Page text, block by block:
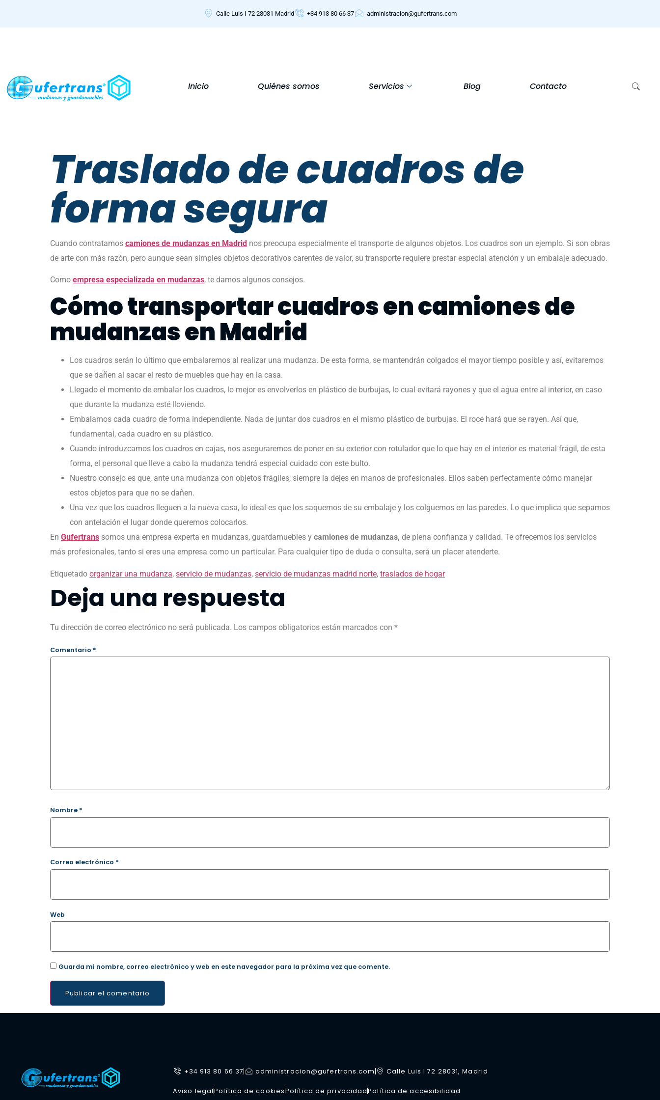
Calle Luis I 72 28031 Madrid +34 913 80 66 37 administracion@gufertrans.com
Inicio Quiénes somos Servicios Blog Contacto
Traslado de cuadros de
forma segura
Cuando contratamos camiones de mudanzas en Madrid nos preocupa especialmente el transporte de algunos objetos. Los cuadros son un ejemplo. Si son obras
de arte con más razón, pero aunque sean simples objetos decorativos carentes de valor, su transporte requiere prestar especial atención y un embalaje adecuado.
Como empresa especializada en mudanzas, te damos algunos consejos.
Cómo transportar cuadros en camiones de
mudanzas en Madrid
Los cuadros serán lo último que embalaremos al realizar una mudanza. De esta forma, se mantendrán colgados el mayor tiempo posible y así, evitaremos
que se dañen al sacar el resto de muebles que hay en la casa.
Llegado el momento de embalar los cuadros, lo mejor es envolverlos en plástico de burbujas, lo cual evitará rayones y que el agua entre al interior, en caso
que durante la mudanza esté lloviendo.
Embalamos cada cuadro de forma independiente. Nada de juntar dos cuadros en el mismo plástico de burbujas. El roce hará que se rayen. Así que,
fundamental, cada cuadro en su plástico.
Cuando introduzcamos los cuadros en cajas, nos aseguraremos de poner en su exterior con rotulador que lo que hay en el interior es material frágil, de esta
forma, el personal que lleve a cabo la mudanza tendrá especial cuidado con este bulto.
Nuestro consejo es que, ante una mudanza con objetos frágiles, siempre la dejes en manos de profesionales. Ellos saben perfectamente cómo manejar
estos objetos para que no se dañen.
Una vez que los cuadros lleguen a la nueva casa, lo ideal es que los saquemos de su embalaje y los colguemos en las paredes. Lo que implica que sepamos
con antelación el lugar donde queremos colocarlos.
En Gufertrans somos una empresa experta en mudanzas, guardamuebles y camiones de mudanzas, de plena confianza y calidad. Te ofrecemos los servicios
más profesionales, tanto si eres una empresa como un particular. Para cualquier tipo de duda o consulta, será un placer atenderte.
Etiquetado organizar una mudanza, servicio de mudanzas, servicio de mudanzas madrid norte, traslados de hogar
Deja una respuesta
Tu dirección de correo electrónico no será publicada. Los campos obligatorios están marcados con *
Comentario *
Nombre *
Correo electrónico *
Web
Guarda mi nombre, correo electrónico y web en este navegador para la próxima vez que comente.
+34 913 80 66 37 administracion@gufertrans.com Calle Luis I 72 28031, Madrid
Aviso legalPolítica de cookiesPolítica de privacidadPolítica de accesibilidad